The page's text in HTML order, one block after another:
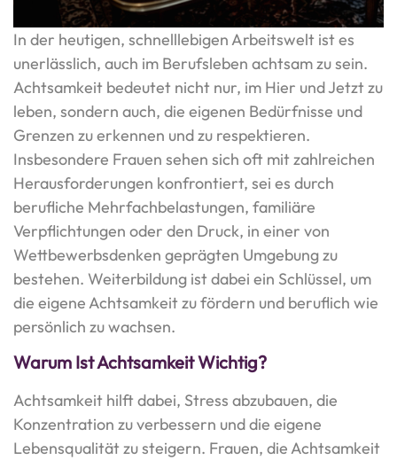
In der heutigen, schnelllebigen Arbeitswelt ist es
unerlässlich, auch im Berufsleben achtsam zu sein.
Achtsamkeit bedeutet nicht nur, im Hier und Jetzt zu
leben, sondern auch, die eigenen Bedürfnisse und
Grenzen zu erkennen und zu respektieren.
Insbesondere Frauen sehen sich oft mit zahlreichen
Herausforderungen konfrontiert, sei es durch
berufliche Mehrfachbelastungen, familiäre
Verpflichtungen oder den Druck, in einer von
Wettbewerbsdenken geprägten Umgebung zu
bestehen. Weiterbildung ist dabei ein Schlüssel, um
die eigene Achtsamkeit zu fördern und beruflich wie
persönlich zu wachsen.
Warum Ist Achtsamkeit Wichtig?
Achtsamkeit hilft dabei, Stress abzubauen, die
Konzentration zu verbessern und die eigene
Lebensqualität zu steigern. Frauen, die Achtsamkeit